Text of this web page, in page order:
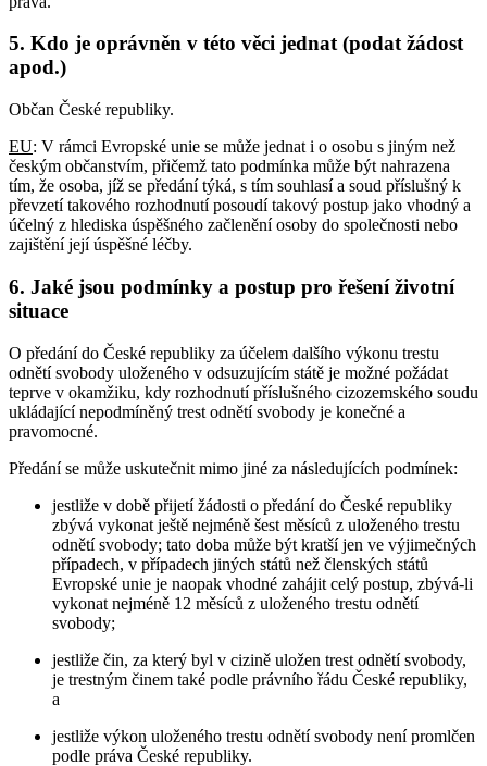
5. Kdo je oprávněn v této věci jednat (podat žádost
apod.)
Občan České republiky.
EU: V rámci Evropské unie se může jednat i o osobu s jiným než
českým občanstvím, přičemž tato podmínka může být nahrazena
tím, že osoba, jíž se předání týká, s tím souhlasí a soud příslušný k
převzetí takového rozhodnutí posoudí takový postup jako vhodný a
účelný z hlediska úspěšného začlenění osoby do společnosti nebo
zajištění její úspěšné léčby.
6. Jaké jsou podmínky a postup pro řešení životní
situace
O předání do České republiky za účelem dalšího výkonu trestu
odnětí svobody uloženého v odsuzujícím státě je možné požádat
teprve v okamžiku, kdy rozhodnutí příslušného cizozemského soudu
ukládající nepodmíněný trest odnětí svobody je konečné a
pravomocné.
Předání se může uskutečnit mimo jiné za následujících podmínek:
jestliže v době přijetí žádosti o předání do České republiky
zbývá vykonat ještě nejméně šest měsíců z uloženého trestu
odnětí svobody; tato doba může být kratší jen ve výjimečných
případech, v případech jiných států než členských států
Evropské unie je naopak vhodné zahájit celý postup, zbývá-li
vykonat nejméně 12 měsíců z uloženého trestu odnětí
svobody;
jestliže čin, za který byl v cizině uložen trest odnětí svobody,
je trestným činem také podle právního řádu České republiky,
a
jestliže výkon uloženého trestu odnětí svobody není promlčen
podle práva České republiky.